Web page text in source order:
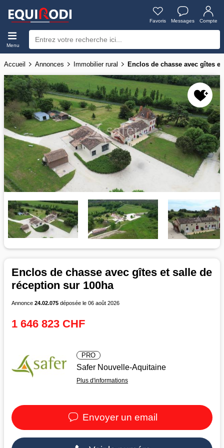
Favoris Messages Compte
Menu
Accueil Annonces Immobilier rural Enclos de chasse avec gîtes
Enclos de chasse avec gîtes et salle de
réception sur 100ha
Annonce 24.02.075 déposée le 06 août 2026
1 646 823 CHF
PRO
Safer Nouvelle-Aquitaine
Plus d'informations
Envoyer un email